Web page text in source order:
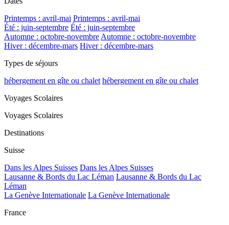
Printemps : avril-mai Printemps : avril-mai
Été : juin-septembre Été : juin-septembre
Automne : octobre-novembreAutomne : octobre-novembre
Hiver : décembre-mars Hiver : décembre-mars
Types de séjours
hébergement en gîte ou chalet hébergement en gîte ou chalet
Voyages Scolaires
Voyages Scolaires
Destinations
Suisse
Dans les Alpes Suisses Dans les Alpes Suisses
Lausanne & Bords du Lac Léman Lausanne & Bords du Lac
Léman
La Genève Internationale La Genève Internationale
France